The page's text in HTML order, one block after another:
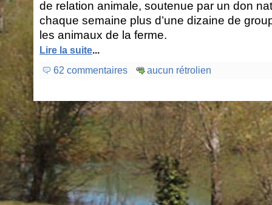
de relation animale, soutenue par un don
chaque semaine plus d’une dizaine de
les animaux de la ferme.
Lire la suite...
62 commentaires
aucun rétrolien